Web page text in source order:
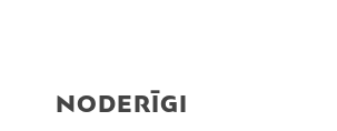
NODERĪGI